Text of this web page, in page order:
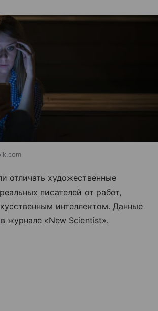
отличать художественные
писателей от работ,
интеллектом. Данные
в журнале «New Scientist».